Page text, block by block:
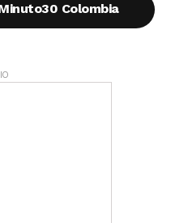
Colombia